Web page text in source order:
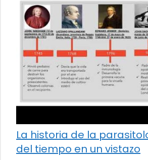
La historia de la
del tiempo en un vistazo